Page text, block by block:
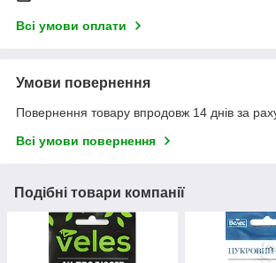
Всі умови оплати
Умови повернення
Повернення товару впродовж 14 днів за
Всі умови повернення
Подібні товари компанії